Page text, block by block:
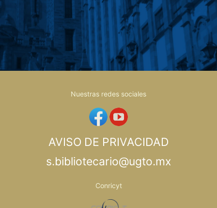
Nuestras redes sociales
AVISO DE PRIVACIDAD
s.bibliotecario@ugto.mx
Conricyt